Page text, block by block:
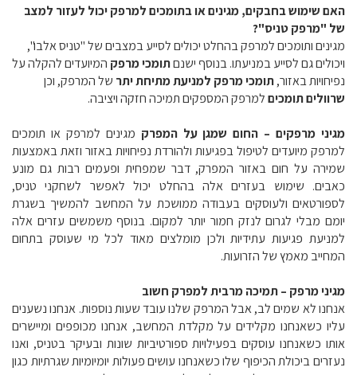
האם שימוש בחבקים, מגינים או בתומכים למרפק יכול לעזור למצב
של "מרפק טניס"?
מגינים ותומכים למרפק בהחלט יכולים לסייע במצבים של "טניס אלבו",
ויכולים גם לסייע במניעתו. בנוסף ישנםתומכי מרפק המיועדים להקלה על
נפיחויות באזור,תומכי מרפק למניעת מתיחת יתר של המרפק, וכן
שרוולים תומכיםלמרפק המספקים תמיכה חזקה ויציבה.
מגיני מרפקים – החום שמגן על המפרק מגינים למרפק או תומכים
למרפק מיועדים לטיפול בפגיעות ולהורדת נפיחויות באזור וזאת באמצעות
שמירה על חום באזור המפרק, דבר שמפחית ופעמים רבות גם מונע
כאבים. שימוש בעזרים אלה בהחלט יכול לאפשר לשחקני טניס,
לספורטאים ולעוסקים בעבודה ממושכת על המחשב להמשיך בשגרת
יומם מבלי לגרום לנזק חמור יותר למקום. בנוסף משמשים עזרים אלה
למניעת פגיעות עתידיות ולכן מומלצים מאוד לכל מי שעוסק בתחום
המחייב מאמץ של הזרועות.
מגיני מרפק – תמיכה מרבית למפרק חשוב
אנחנו לא שמים לב, אבל המרפק שלנו עובד שעות נוספות. אנחנו נשענים
עליו כשאנחנו מקלידים על מקלדת המחשב, אנחנו מכופפים ומיישרים
אותו כשאנחנו עוסקים בפעילויות ספורטיביות שונות ובעיקר בטניס, ואנו
נעזרים ביכולת הכיפוף שלו כשאנחנו עושים פעולות יומיומיות שגרתיות כגון